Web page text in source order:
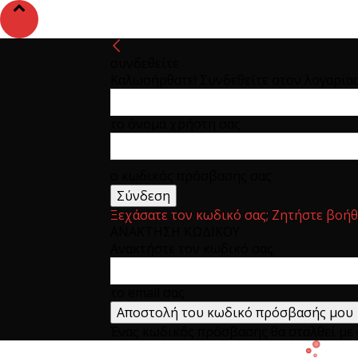
Ξεχάσατε τον κωδικό σας; Ζητήστε